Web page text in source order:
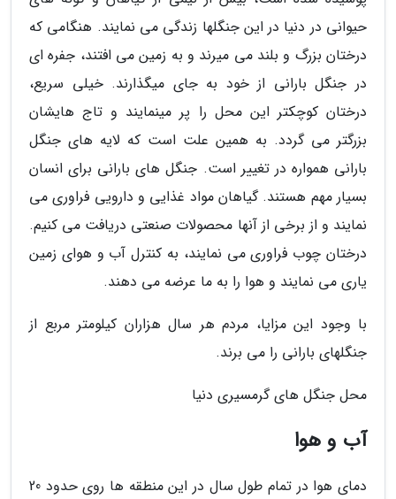
حیوانی در دنیا در این جنگلها زندگی می نمایند. هنگامی که
درختان بزرگ و بلند می میرند و به زمین می افتند، جفره ای
در جنگل بارانی از خود به جای میگذارند. خیلی سریع،
درختان کوچکتر این محل را پر مینمایند و تاج هایشان
بزرگتر می گردد. به همین علت است که لایه های جنگل
بارانی همواره در تغییر است. جنگل های بارانی برای انسان
بسیار مهم هستند. گیاهان مواد غذایی و دارویی فراوری می
نمایند و از برخی از آنها محصولات صنعتی دریافت می کنیم.
درختان چوب فراوری می نمایند، به کنترل آب و هوای زمین
یاری می نمایند و هوا را به ما عرضه می دهند.
با وجود این مزایا، مردم هر سال هزاران کیلومتر مربع از
جنگلهای بارانی را می برند.
محل جنگل های گرمسیری دنیا
آب و هوا
دمای هوا در تمام طول سال در این منطقه ها روی حدود 20